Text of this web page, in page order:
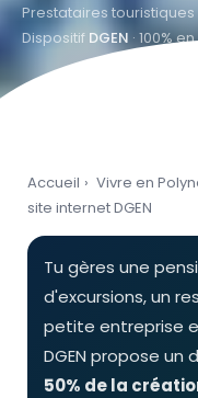
Prestataires touristiques
Dispositif DGEN · 100%
Accueil › Vivre en
site internet DGEN
Tu gères une
d'excursions, un
petite entreprise
DGEN propose
50% de la